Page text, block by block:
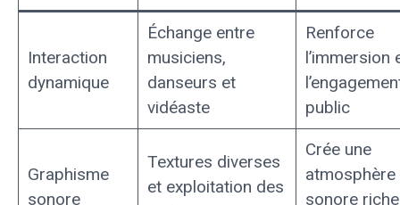
Interaction
dynamique
Échange entre
musiciens,
danseurs et
vidéaste
Renforce
l’immersion
public
Graphisme
sonore
Textures diverses
et exploitation des
Crée une
atmosphère
sonore